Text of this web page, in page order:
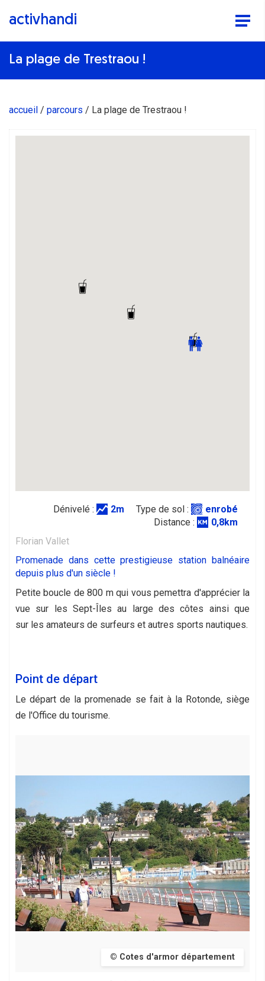
activhandi
La plage de Trestraou !
accueil parcours La plage de Trestraou !
Dénivelé : 2m Type de sol :
enrobé
Distance :
0,8km
Florian Vallet
Promenade dans cette prestigieuse station balnéaire
depuis plus d'un siècle !
Petite boucle de 800 m qui vous pemettra d'apprécier la
vue sur les Sept-Îles au large des côtes ainsi que
sur les amateurs de surfeurs et autres sports nautiques.
Point de départ
Le départ de la promenade se fait à la Rotonde, siège
de l'Office du tourisme.
© Cotes d'armor département